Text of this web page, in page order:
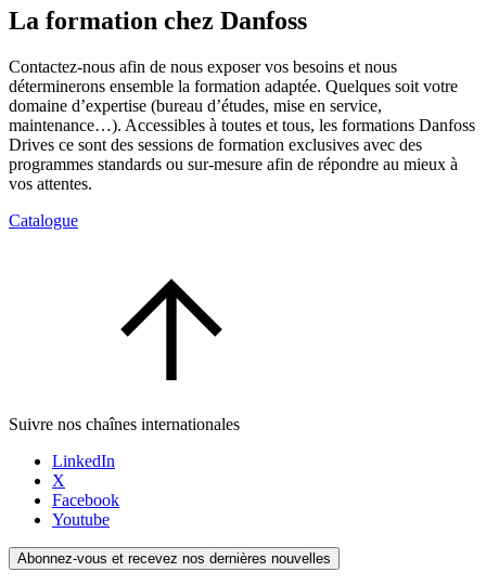
La formation chez Danfoss
Contactez-nous afin de nous exposer vos besoins et nous
déterminerons ensemble la formation adaptée. Quelques soit votre
domaine d’expertise (bureau d’études, mise en service,
maintenance…). Accessibles à toutes et tous, les formations Danfoss
Drives ce sont des sessions de formation exclusives avec des
programmes standards ou sur-mesure afin de répondre au mieux à
vos attentes.
Catalogue
Suivre nos chaînes internationales
LinkedIn
X
Facebook
Youtube
Abonnez-vous et recevez nos dernières nouvelles